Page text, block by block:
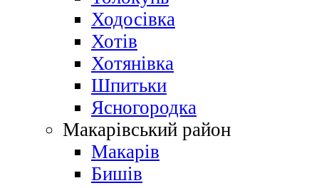
Ходосівка
Хотів
Хотянівка
Шпитьки
Ясногородка
Макарівський район
Макарів
Бишів